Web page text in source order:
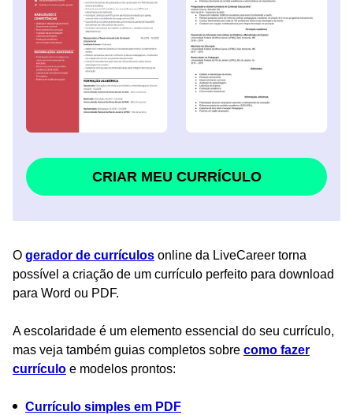
CRIAR MEU CURRÍCULO
O gerador de currículos online da LiveCareer torna
possível a criação de um currículo perfeito para download
para Word ou PDF.
A escolaridade é um elemento essencial do seu currículo,
mas veja também guias completos sobre como fazer
currículo e modelos prontos:
Currículo simples em PDF